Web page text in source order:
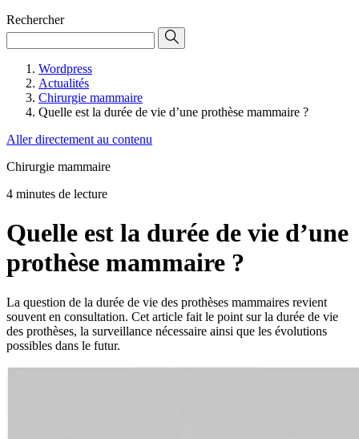
Rechercher
Wordpress
Actualités
Chirurgie mammaire
Quelle est la durée de vie d’une prothèse mammaire ?
Aller directement au contenu
Chirurgie mammaire
4 minutes de lecture
Quelle est la durée de vie d’une
prothèse mammaire ?
La question de la durée de vie des prothèses mammaires revient
souvent en consultation. Cet article fait le point sur la durée de vie
des prothèses, la surveillance nécessaire ainsi que les évolutions
possibles dans le futur.